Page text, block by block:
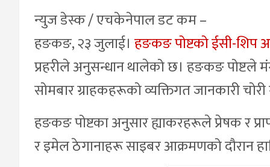
न्युज डेस्क / एचकेनेपाल डट कम –
हङकङ, २३ जुलाई। हङकङ पोष्टको ईसी-शिप
प्रहरीले अनुसन्धान थालेको छ। हङकङ पोष्टले
सोमबार ग्राहकहरूको व्यक्तिगत जानकारी
हङकङ पोष्टका अनुसार ह्याकरहरूले प्रेषक र
र इमेल ठेगानाहरू साइबर आक्रमणको दौरान